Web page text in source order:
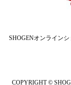
SHOGENオンライン
COPYRIGHT ©